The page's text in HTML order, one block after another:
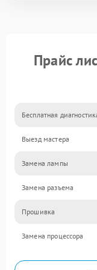
Прайс
Бесплатная
Выезд мастера
Замена лампы
Замена разъема
Прошивка
Замена процессора